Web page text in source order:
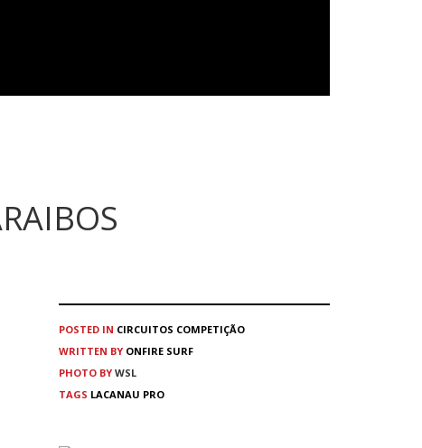
POSTED IN CIRCUITOS COMPETIÇÃO
WRITTEN BY ONFIRE SURF
PHOTO BY WSL
TAGS LACANAU PRO